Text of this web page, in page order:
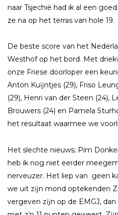
naar Tsjechië had ik al een
ze na op het terras van hole 19.
De beste score van het
Westhof op het bord. Met
onze Friese doorloper een
Anton Kuĳntjes (29), Friso
(29), Henri van der Steen (24),
Brouwers (24) en Pamela
het resultaat waarmee we
Het slechte nieuws; Pim
heb ik nog niet eerder
nerveuzer. Het liep van geen
we uit zĳn mond optekenden
vergeven zĳn op de EMGJ,